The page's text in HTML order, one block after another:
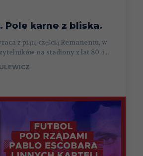
Pole karne z bliska.
z piątą częścią Remanentu, w
na stadiony z lat 80. i...